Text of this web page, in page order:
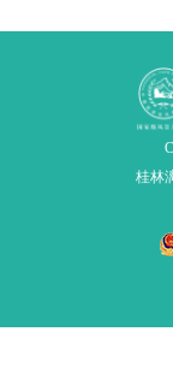
桂林